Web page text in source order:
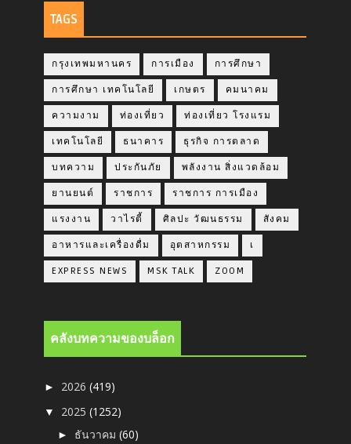
TAGS
กรุงเทพมหานคร การเมือง การศึกษา
การศึกษา เทคโนโลยี เกษตร คมนาคม
ความงาม ท่องเที่ยว ท่องเที่ยว โรงแรม
เทคโนโลยี ธนาคาร ธุรกิจ การตลาด
บทความ ประกันภัย พลังงาน สิ่งแวดล้อม
ยานยนต์ ราชการ ราชการ การเมือง
แรงงาน วาไรตี้ ศิลปะ วัฒนธรรม สังคม
อาหารและเครื่องดื่ม อุตสาหกรรม เ
EXPRESS NEWS MSK TALK ZOOM
คลังบทความของบล็อก
► 2026(419)
▼ 2025(1252)
► ธันวาคม(60)